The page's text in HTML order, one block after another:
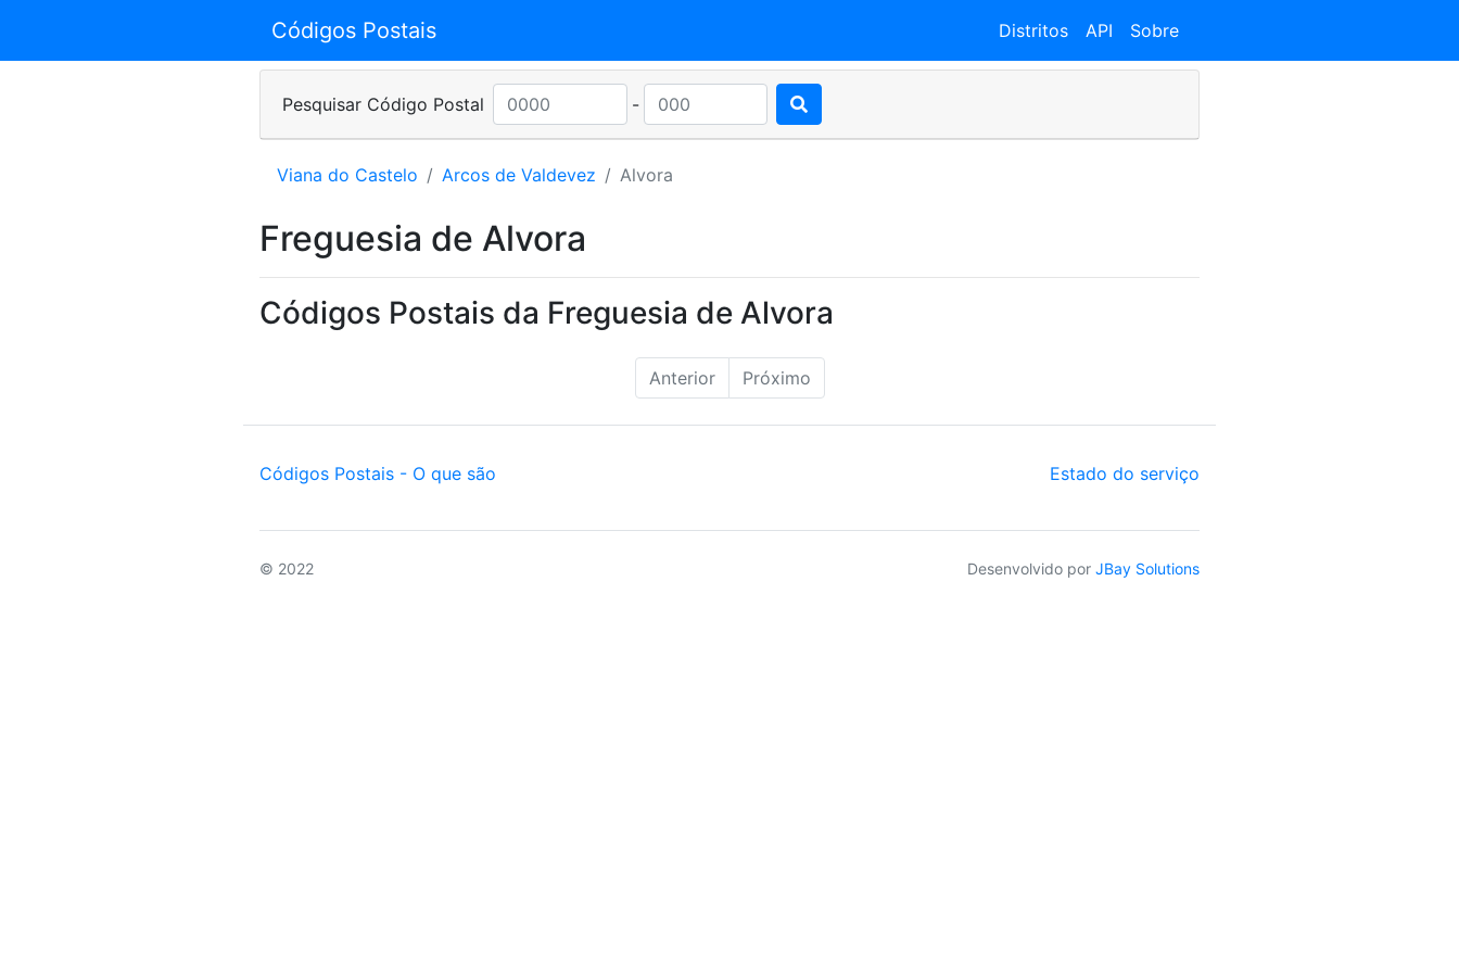
Códigos Postais Distritos API Sobre
Pesquisar Código Postal -
Viana do Castelo Arcos de Valdevez Alvora
Freguesia de Alvora
Códigos Postais da Freguesia de Alvora
Anterior Próximo
Códigos Postais - O que são Estado do serviço
© 2022 Desenvolvido por JBay Solutions